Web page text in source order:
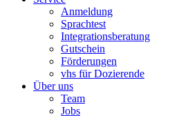
Anmeldung
Sprachtest
Integrationsberatung
Gutschein
Förderungen
vhs für Dozierende
Über uns
Team
Jobs